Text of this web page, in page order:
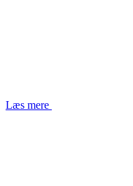
Læs mere